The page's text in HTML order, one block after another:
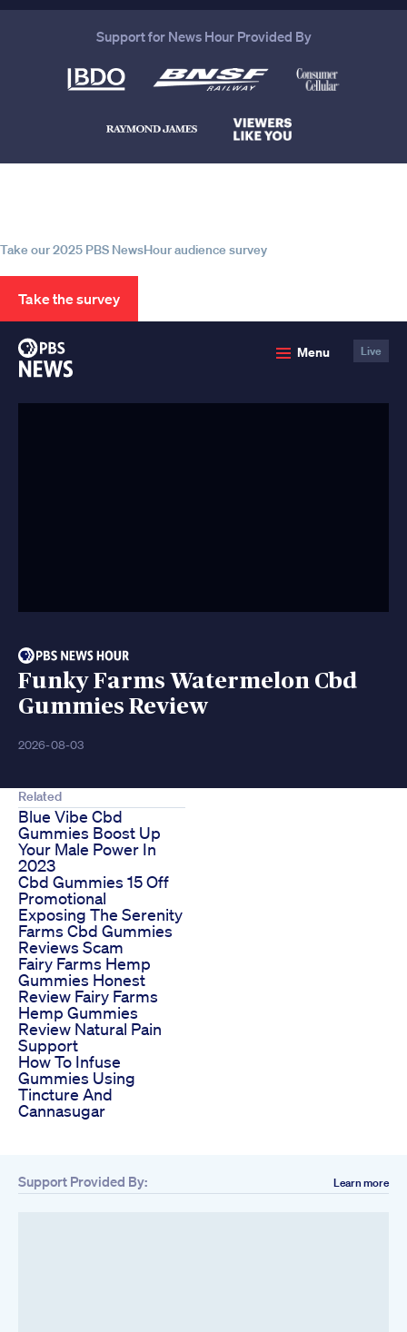
Support for News Hour Provided By
Take our 2025 PBS NewsHour audience survey
Take the survey
Menu Live
Funky Farms Watermelon Cbd
Gummies Review
2026-08-03
Related
Blue Vibe Cbd
Gummies Boost Up
Your Male Power In
2023
Cbd Gummies 15 Off
Promotional
Exposing The Serenity
Farms Cbd Gummies
Reviews Scam
Fairy Farms Hemp
Gummies Honest
Review Fairy Farms
Hemp Gummies
Review Natural Pain
Support
How To Infuse
Gummies Using
Tincture And
Cannasugar
Support Provided By: Learn more